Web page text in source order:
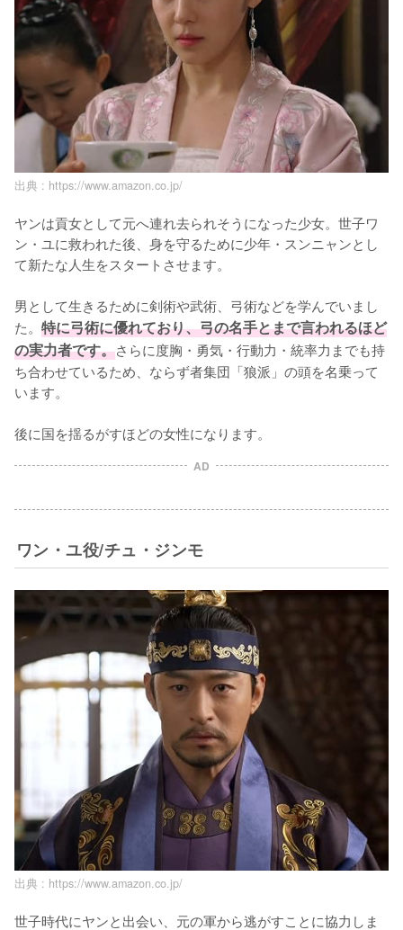
出典 : https://www.amazon.co.jp/
ヤンは貢女として元へ連れ去られそうになった少女。世子ワ
ン・ユに救われた後、身を守るために少年・スンニャンとし
て新たな人生をスタートさせます。
男として生きるために剣術や武術、弓術などを学んでいまし
た。 特に弓術に優れており、弓の名手とまで言われるほど
の実力者です。さらに度胸・勇気・行動力・統率力までも持
ち合わせているため、ならず者集団「狼派」の頭を名乗って
います。
後に国を揺るがすほどの女性になります。
AD
ワン・ユ役/チュ・ジンモ
出典 : https://www.amazon.co.jp/
世子時代にヤンと出会い、元の軍から逃がすことに協力しま